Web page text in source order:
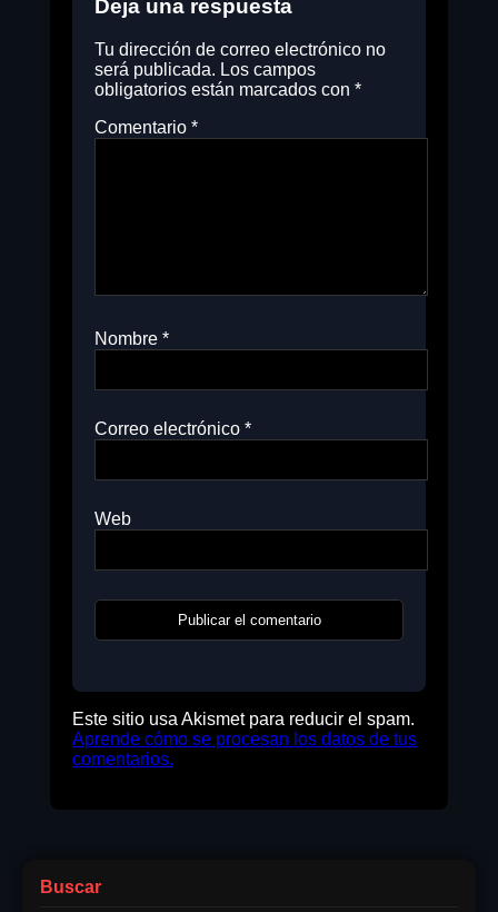
Deja una respuesta
Tu dirección de correo electrónico no
será publicada. Los campos
obligatorios están marcados con *
Comentario *
Nombre *
Correo electrónico *
Web
Este sitio usa Akismet para reducir el spam.
Aprende cómo se procesan los datos de tus
comentarios.
Buscar